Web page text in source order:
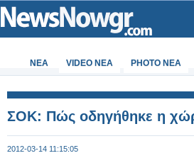
ΝΕΑ VIDEO NEA PHOTO NEA
ΣΟΚ: Πώς οδηγήθηκε η
2012-03-14 11:15:05